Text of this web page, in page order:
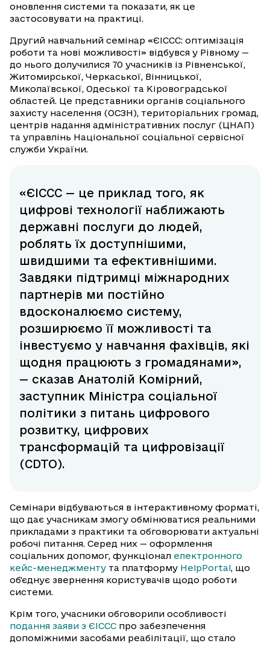
оновлення системи та показати, як це
застосовувати на практиці.
Другий навчальний семінар «ЄІССС: оптимізація
роботи та нові можливості» відбувся у Рівному —
до нього долучилися 70 учасників із Рівненської,
Житомирської, Черкаської, Вінницької,
Миколаївської, Одеської та Кіровоградської
областей. Це представники органів соціального
захисту населення (ОСЗН), територіальних громад,
центрів надання адміністративних послуг (ЦНАП)
та управлінь Національної соціальної сервісної
служби України.
«ЄІССС — це приклад того, як
цифрові технології наближають
державні послуги до людей,
роблять їх доступнішими,
швидшими та ефективнішими.
Завдяки підтримці міжнародних
партнерів ми постійно
вдосконалюємо систему,
розширюємо її можливості та
інвестуємо у навчання фахівців, які
щодня працюють з громадянами»,
— сказав Анатолій Комірний,
заступник Міністра соціальної
політики з питань цифрового
розвитку, цифрових
трансформацій та цифровізації
(CDTO).
Семінари відбуваються в інтерактивному форматі,
що дає учасникам змогу обмінюватися реальними
прикладами з практики та обговорювати актуальні
робочі питання. Серед них — оформлення
соціальних допомог, функціонал електронного
кейс-менеджменту та платформу HelpPortal, що
об'єднує звернення користувачів щодо роботи
системи.
Крім того, учасники обговорили особливості
подання заяви з ЄІССС про забезпечення
допоміжними засобами реабілітації, що стало